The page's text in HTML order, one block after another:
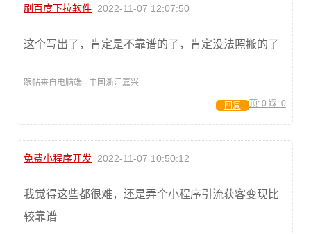
刷百度下拉软件 2022-11-07 12:07:50
这个写出了，肯定是不靠谱的了，肯定没法照搬的了
跟帖来自电脑端 · 中国浙江嘉兴
顶: 0 踩: 0
回复
免费小程序开发 2022-11-07 10:50:12
我觉得这些都很难，还是弄个小程序引流获客变现比
较靠谱